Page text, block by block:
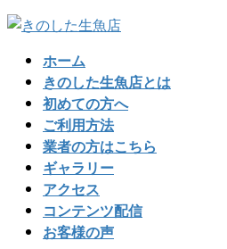
コ
ナ
ホーム
きのした生魚店とは
初めての方へ
ご利用方法
業者の方はこちら
ギャラリー
アクセス
コンテンツ配信
お客様の声